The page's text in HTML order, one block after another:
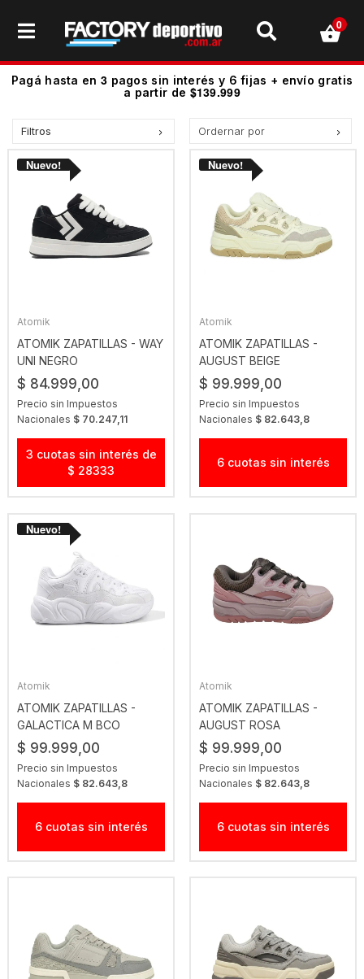
Pagá hasta en 3 pagos sin interés y 6 fijas + envío gratis
a partir de $139.999
0
Filtros
Ordernar por
Precio más alto.
Los más vendidos
Mejor Valoradas
A - Z
Mejor Descuento
Atomik
ATOMIK ZAPATILLAS - WAY
UNI NEGRO
$ 84.999,00
Precio sin Impuestos
Nacionales $ 70.247,11
3 cuotas sin interés de
$ 28333
Atomik
ATOMIK ZAPATILLAS -
AUGUST BEIGE
$ 99.999,00
Precio sin Impuestos
Nacionales $ 82.643,8
6 cuotas sin interés
Atomik
ATOMIK ZAPATILLAS -
GALACTICA M BCO
$ 99.999,00
Precio sin Impuestos
Nacionales $ 82.643,8
6 cuotas sin interés
Atomik
ATOMIK ZAPATILLAS -
AUGUST ROSA
$ 99.999,00
Precio sin Impuestos
Nacionales $ 82.643,8
6 cuotas sin interés